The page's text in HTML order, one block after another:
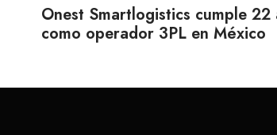
Onest Smartlogistics cumple 22
como operador 3PL en México